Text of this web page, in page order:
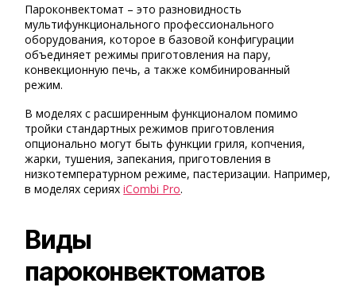
Пароконвектомат – это разновидность
мультифункционального профессионального
оборудования, которое в базовой конфигурации
объединяет режимы приготовления на пару,
конвекционную печь, а также комбинированный
режим.
В моделях с расширенным функционалом помимо
тройки стандартных режимов приготовления
опционально могут быть функции гриля, копчения,
жарки, тушения, запекания, приготовления в
низкотемпературном режиме, пастеризации. Например,
в моделях серияхiCombi Pro.
Виды
пароконвектоматов